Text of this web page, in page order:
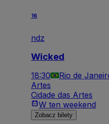
16
ndz
Wicked
18:30 Rio de
Artes
Cidade das Artes
W ten weekend
Zobacz bilety